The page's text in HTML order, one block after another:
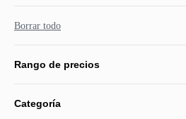
Borrar todo
Rango de precios
Categoría